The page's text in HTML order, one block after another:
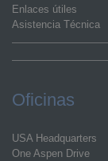
Enlaces útiles
Asistencia Técnica
Oficinas
USA Headquarters
One Aspen Drive